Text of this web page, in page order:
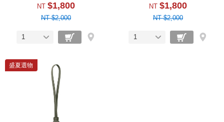
NT $1,800
NT $2,000
1
NT $1,800
NT $2,000
1
盛夏選物